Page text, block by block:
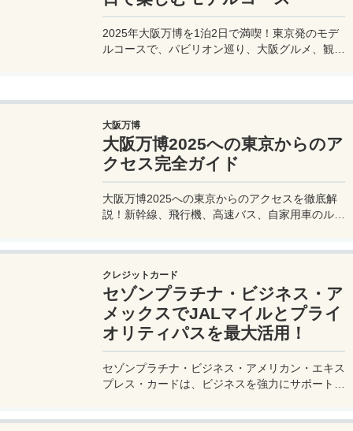
2025年大阪万博を1泊2日で満喫！東京発のモデ
ルコースで、パビリオン巡り、大阪グルメ、観光
大阪万博
大阪万博2025への東京からのア
クセス完全ガイド
大阪万博2025への東京からのアクセスを徹底解
説！新幹線、飛行機、高速バス、自家用車のルー
クレジットカード
セゾンプラチナ・ビジネス・ア
メックスでJALマイルとプライ
オリティパスを最大活用！
セゾンプラチナ・ビジネス・アメリカン・エキス
プレス・カードは、ビジネスを強力にサポートす